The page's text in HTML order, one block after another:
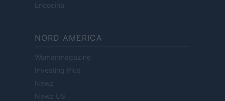
Encocina
NORD AMERICA
Womanmagazine
Investing Plus
Newz
Newz US